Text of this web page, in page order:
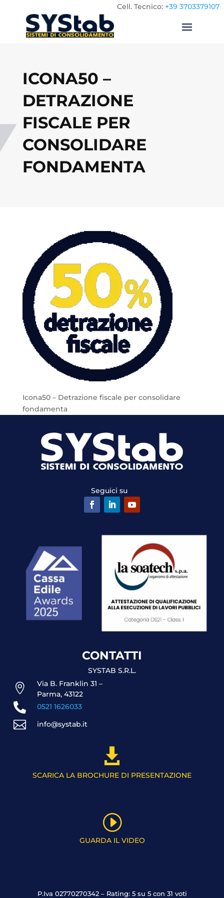
Cell. Tecnico: +39 3703379107
ICONA50 –
DETRAZIONE
FISCALE PER
CONSOLIDARE
FONDAMENTA
Icona50 – Detrazione fiscale per consolidare
fondamenta
Seguici su
CONTATTI
SYSTAB S.R.L.

Via B. Franklin 31 –
Parma, 43122
 0521 1626033
 info@systab.it

SCARICA LA BROCHURE DI PRESENTAZIONE
I
GUARDA IL VIDEO
P.Iva 02770270342 – Rating: 5 su 5 con 31 voti